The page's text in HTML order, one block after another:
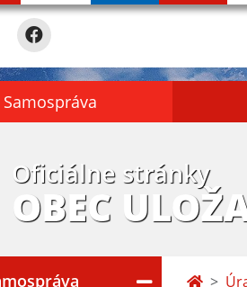
Samospráva
Oficiálne stránky
OBEC